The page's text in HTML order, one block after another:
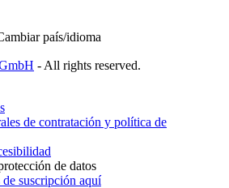
país/idioma
- All rights reserved.
de contratación y política de
de datos
suscripción aquí